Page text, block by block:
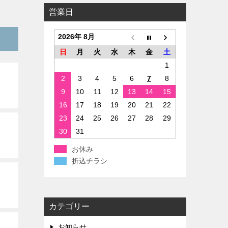
営業日
2026年 8月
日
月 火 水 木 金
土
1
2
3 4 5 6 7
8
9
10 11 12 13 14
15
16
17 18 19 20 21
22
23
24 25 26 27 28
29
30
31
お休み
折込チラシ
カテゴリー